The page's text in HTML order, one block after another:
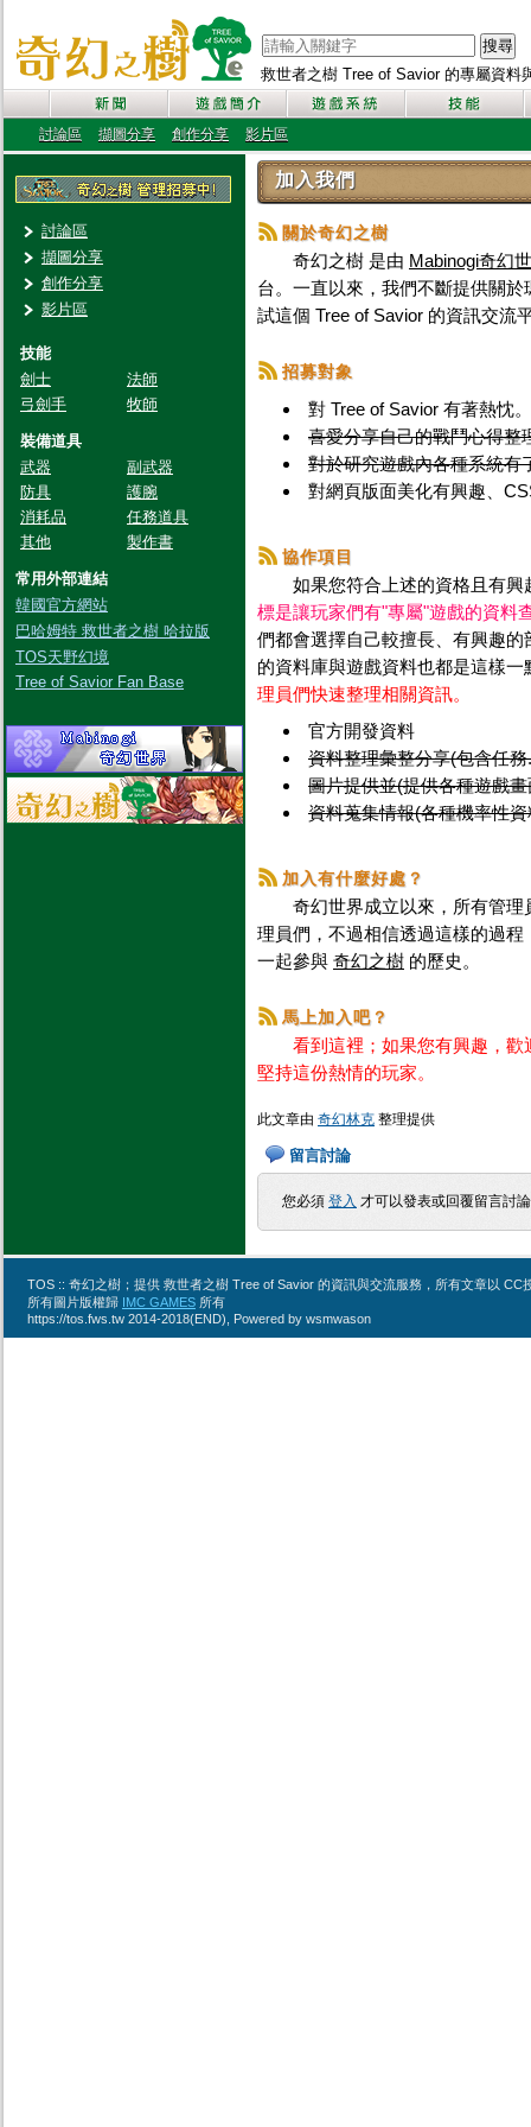
救世者之樹 Tree of Savior 的專屬資料
搜尋
討論區 擷圖分享 創作分享 影片區
討論區
擷圖分享
創作分享
影片區
技能
劍士
法師
弓劍手
牧師
裝備道具
武器
副武器
防具
護腕
消耗品
任務道具
其他
製作書
常用外部連結
韓國官方網站
巴哈姆特 救世者之樹 哈拉版
TOS天野幻境
Tree of Savior Fan Base
加入我們
關於奇幻之樹
奇幻之樹 是由 Mabinogi奇幻
台。一直以來，我們不斷提供關
試這個 Tree of Savior 的資訊交流
招募對象
對 Tree of Savior 有著熱忱。
喜愛分享自己的戰鬥心得整
對於研究遊戲內各種系統有
對網頁版面美化有興趣、
協作項目
如果您符合上述的資格且有興
標是讓玩家們有"專屬"遊戲的資料
們都會選擇自己較擅長、有興趣
的資料庫與遊戲資料也都是這樣
理員們快速整理相關資訊。
官方開發資料
資料整理彙整分享(包含任
圖片提供並(提供各種遊戲畫
資料蒐集情報(各種機率性
加入有什麼好處？
奇幻世界成立以來，所有管理
理員們，不過相信透過這樣的過
一起參與 奇幻之樹 的歷史。
馬上加入吧？
看到這裡；如果您有興趣，歡
堅持這份熱情的玩家。
此文章由 奇幻林克 整理提供
留言討論
您必須 登入 才可以發表或回覆留言討論
TOS :: 奇幻之樹；提供 救世者之樹 Tree of Savior 的資訊與交流服務，所有文章以
所有圖片版權歸 IMC GAMES 所有
https://tos.fws.tw 2014-2018(END), Powered by wsmwason